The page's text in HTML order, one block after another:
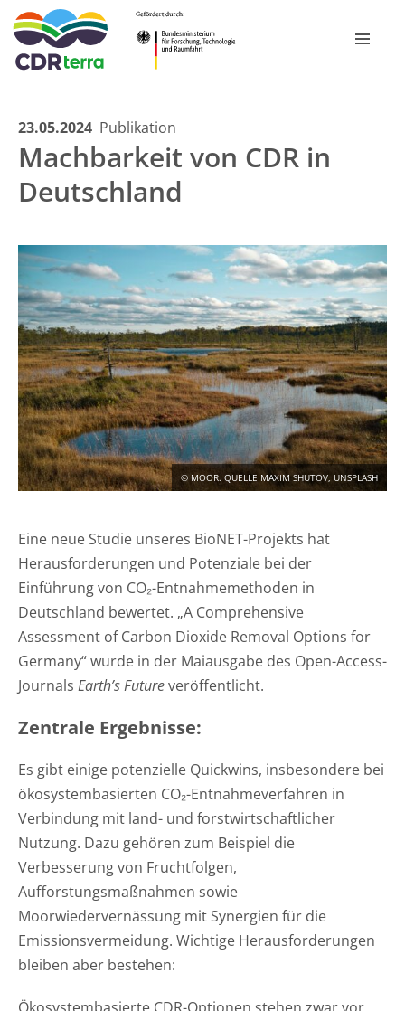
SkipFOR­SCHUNGS­PROGRAMM
VERBÜNDE
CDR EXPERIENCE TOUR BAYERN 2026
PUBLIKATIONEN
NEWSROOM
KONTAKT
DEUTSCH ENGLISH
Suche
23.05.2024 Publikation
Machbarkeit von CDR in
Deutschland
© MOOR. QUELLE MAXIM SHUTOV, UNSPLASH
Eine neue Studie unseres BioNET-Projekts hat
Herausforderungen und Potenziale bei der
Einführung von CO₂-Entnahmemethoden in
Deutschland bewertet. „A Comprehensive
Assessment of Carbon Dioxide Removal Options for
Germany“ wurde in der Maiausgabe des Open-Access-
Journals Earth’s Futureveröffentlicht.
Zentrale Ergebnisse:
Es gibt einige potenzielle Quickwins, insbesondere bei
ökosystembasierten CO₂-Entnahmeverfahren in
Verbindung mit land- und forstwirtschaftlicher
Nutzung. Dazu gehören zum Beispiel die
Verbesserung von Fruchtfolgen,
Aufforstungsmaßnahmen sowie
Moorwiedervernässung mit Synergien für die
Emissionsvermeidung. Wichtige Herausforderungen
bleiben aber bestehen: